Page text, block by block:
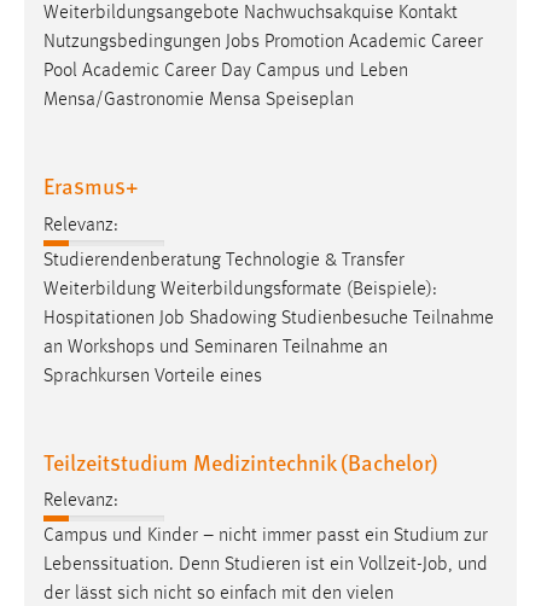
Weiterbildungsangebote Nachwuchsakquise Kontakt
Nutzungsbedingungen Jobs Promotion Academic Career
Pool Academic Career Day Campus und Leben
Mensa/Gastronomie Mensa Speiseplan
Erasmus+
Relevanz:
Studierendenberatung Technologie & Transfer
Weiterbildung Weiterbildungsformate (Beispiele):
Hospitationen Job Shadowing Studienbesuche Teilnahme
an Workshops und Seminaren Teilnahme an
Sprachkursen Vorteile eines
Teilzeitstudium Medizintechnik (Bachelor)
Relevanz:
Campus und Kinder – nicht immer passt ein Studium zur
Lebenssituation. Denn Studieren ist ein Vollzeit-Job, und
der lässt sich nicht so einfach mit den vielen